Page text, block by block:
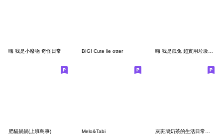
嗨 我是小廢物 奇怪日常 BIG! Cute lie otter
肥貓躺躺(上班鳥事) Melo&Tabi